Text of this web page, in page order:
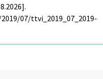
07/ttvi_2019_07_2019-